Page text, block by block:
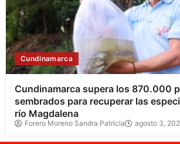
Cundinamarca
Cundinamarca supera los 870.000
sembrados para recuperar las
río Magdalena
Forero Moreno Sandra Patricia agosto 3,